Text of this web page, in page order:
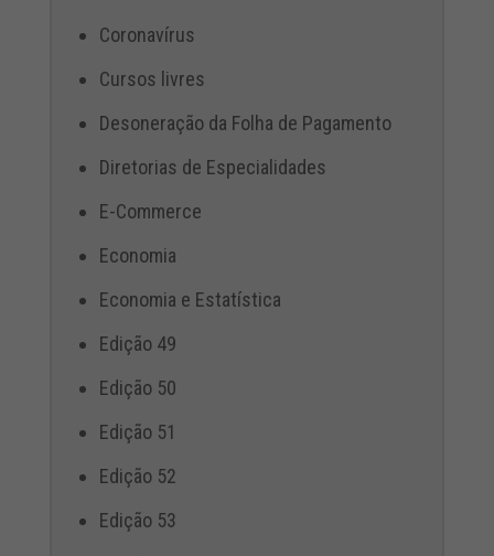
Coronavírus
Cursos livres
Desoneração da Folha de Pagamento
Diretorias de Especialidades
E-Commerce
Economia
Economia e Estatística
Edição 49
Edição 50
Edição 51
Edição 52
Edição 53